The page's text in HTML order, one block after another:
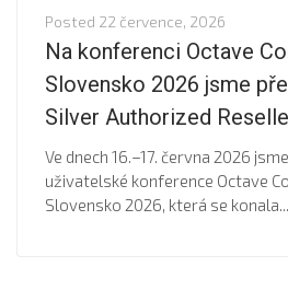
Posted 22 července, 2026
Na konferenci Octave
Slovensko 2026 jsme
Silver Authorized
Ve dnech 16.–17. června 2026
uživatelské konference Octave
Slovensko 2026, která se konala...